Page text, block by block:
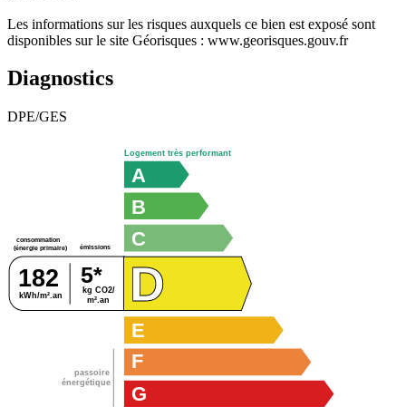
Les informations sur les risques auxquels ce bien est exposé sont
disponibles sur le site Géorisques : www.georisques.gouv.fr
Diagnostics
DPE/GES
passoire
énergétique
consommation
(énergie primaire)
émissions
kg CO2/
m².an
kWh/m².an
182 5*
G
F
E
D
C
B
A
Logement très performant